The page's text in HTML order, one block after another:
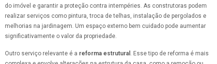
do imóvel e garantir a proteção contra intempéries. As construtoras podem
realizar serviços como pintura, troca de telhas, instalação de pergolados e
melhorias na jardinagem. Um espaço externo bem cuidado pode aumentar
significativamente o valor da propriedade.
Outro serviço relevante é a reforma estrutural . Esse tipo de reforma é mais